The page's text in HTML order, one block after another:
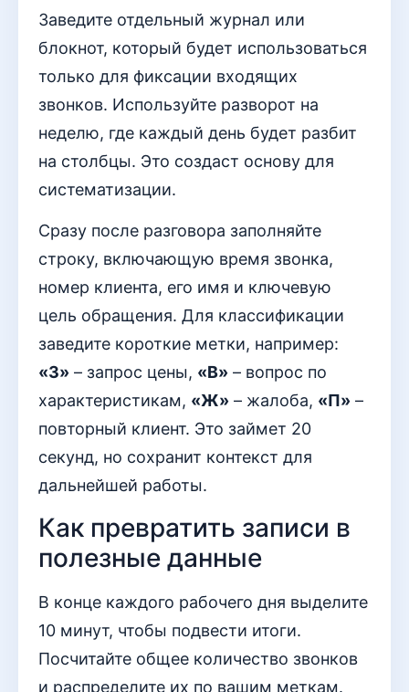
Заведите отдельный журнал или
блокнот, который будет использоваться
только для фиксации входящих
звонков. Используйте разворот на
неделю, где каждый день будет разбит
на столбцы. Это создаст основу для
систематизации.
Сразу после разговора заполняйте
строку, включающую время звонка,
номер клиента, его имя и ключевую
цель обращения. Для классификации
заведите короткие метки, например:
«З» – запрос цены, «В» – вопрос по
характеристикам, «Ж» – жалоба, «П» –
повторный клиент. Это займет 20
секунд, но сохранит контекст для
дальнейшей работы.
Как превратить записи в
полезные данные
В конце каждого рабочего дня выделите
10 минут, чтобы подвести итоги.
Посчитайте общее количество звонков
и распределите их по вашим меткам.